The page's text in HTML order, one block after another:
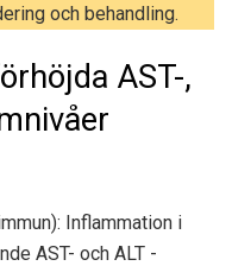
och behandling.
AST-,
Inflammation i
AST- och ALT -